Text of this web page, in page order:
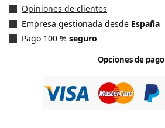
Opiniones de clientes
Empresa gestionada desde España
Pago 100 % seguro
Opciones de pago